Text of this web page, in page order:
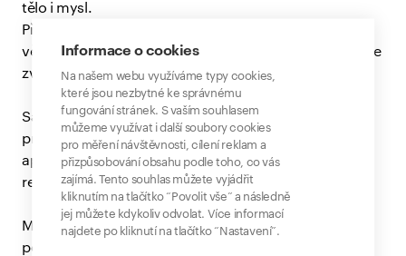
tělo i mysl.
Přitom je to poměrně jednoduché - zkuste si dělat
vědomé přestávky od telefonu. Nejlepším způsobem je
zvolit si určitý čas, kdy telefon odložíte.
Samotné chytré telefony dokonce poskytují podporu
pro podobné počínání. Umožní vám omezit používání
aplikací nebo třeba nastavit v určitý čas jen černobílý
režim obrazovky, aby telefon tolik nelákal.
Můžete například odložit telefon na noc ve 20 hodin a
podívat se na něj až druhý den nejdříve v 9, kdy
Informace o cookies
Na našem webu využíváme typy cookies,
které jsou nezbytné ke správnému
fungování stránek. S vaším souhlasem
můžeme využívat i další soubory cookies
pro měření návštěvnosti, cílení reklam a
přizpůsobování obsahu podle toho, co vás
zajímá. Tento souhlas můžete vyjádřit
kliknutím na tlačítko “Povolit vše” a následně
jej můžete kdykoliv odvolat. Více informací
najdete po kliknutí na tlačítko “Nastavení”.